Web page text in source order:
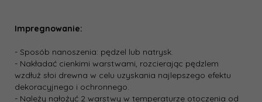
Impregnowanie:
- Sposób nanoszenia: pędzel lub natrysk.
- Nakładać cienkimi warstwami, rozcierając pędzlem
wzdłuż słoi drewna w celu uzyskania najlepszego efektu
dekoracyjnego i ochronnego.
- Należy nałożyć 2 warstwy w temperaturze otoczenia od